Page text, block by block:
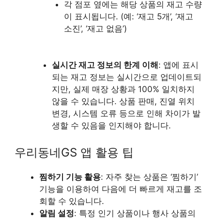
각 점포 옆에는 해당 상품의 재고 수량
이 표시됩니다. (예: ‘재고 5개’, ‘재고
소진’, ‘재고 없음’)
실시간 재고 정보의 한계 이해: 앱에 표시
되는 재고 정보는 실시간으로 업데이트되
지만, 실제 매장 상황과 100% 일치하지
않을 수 있습니다. 상품 판매, 진열 위치
변경, 시스템 오류 등으로 인해 차이가 발
생할 수 있음을 인지해야 합니다.
우리동네GS 앱 활용 팁
찜하기 기능 활용: 자주 찾는 상품은 ‘찜하기’
기능을 이용하여 다음에 더 빠르게 재고를 조
회할 수 있습니다.
알림 설정: 특정 인기 상품이나 행사 상품의